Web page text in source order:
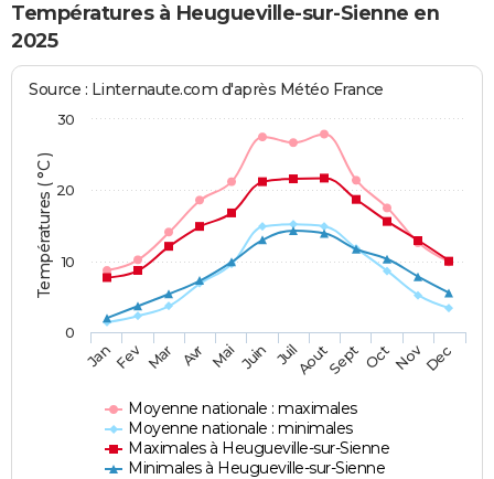
Températures à Heugueville-sur-Sienne en
2025
Températures ( °C )
Source : Linternaute.com d'après Météo France
Moyenne nationale : maximales
Moyenne nationale : minimales
Maximales à Heugueville-sur-Sienne
Minimales à Heugueville-sur-Sienne
JanFev Mar Avr Mai Juin JuilAoutSept OctNovDec
0
10
20
30